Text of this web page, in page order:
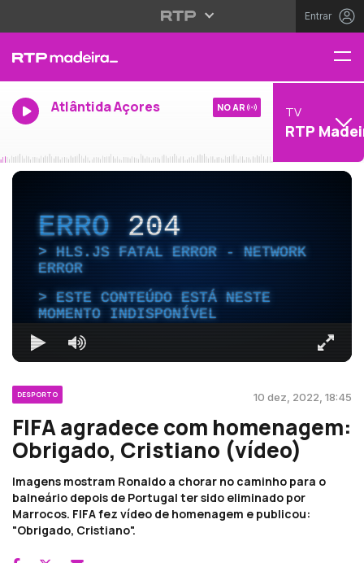
Entrar
Atlântida Açores NO AR TV
RTP
ERRO204
HLS.JS FATAL ERROR - NETWORK
ERROR
ESTE CONTEÚDO ESTÁ NESTE
MOMENTO INDISPONÍVEL
DESPORTO 10 dez, 2022, 18:45
FIFA agradece com homenagem:
Obrigado, Cristiano (vídeo)
Imagens mostram Ronaldo a chorar no caminho para o
balneário depois de Portugal ter sido eliminado por
Marrocos. FIFA fez vídeo de homenagem e publicou:
"Obrigado, Cristiano".